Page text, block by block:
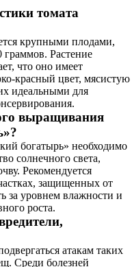
томата
крупными плодами,
граммов. Растение
что оно имеет
красный цвет, мясистую
идеальными для
выращивания
богатырь» необходимо
солнечного света,
Рекомендуется
защищенных от
за уровнем влажности и
роста.
атакам таких
Среди болезней